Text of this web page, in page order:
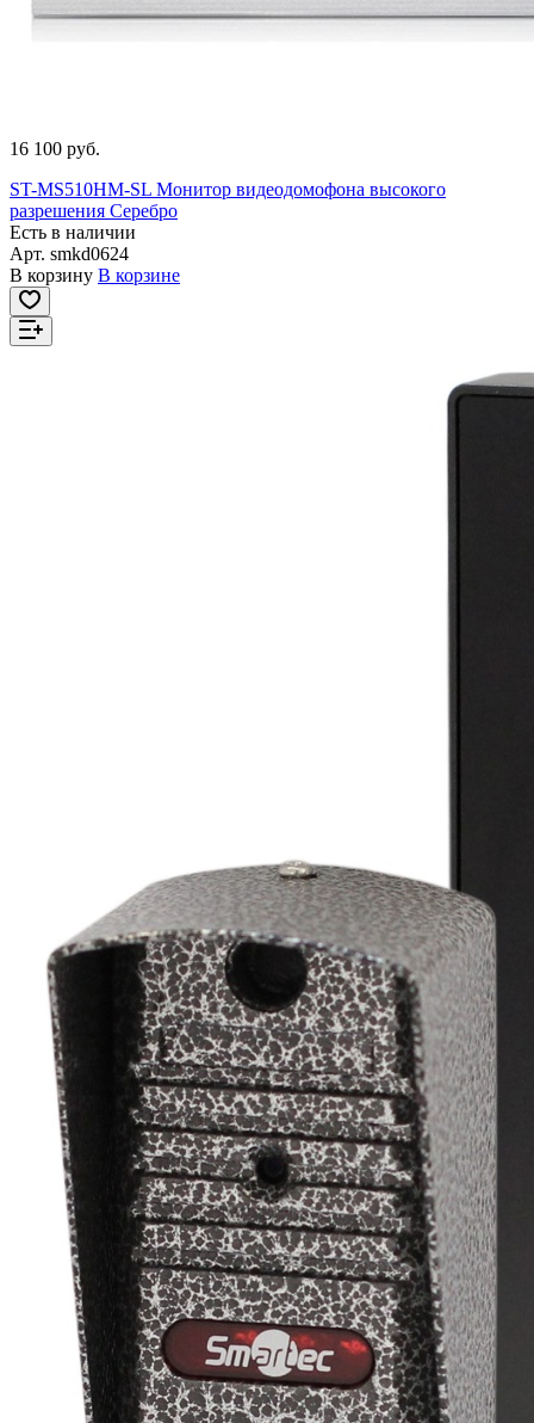
16 100 руб.
ST-MS510HM-SL Монитор видеодомофона высокого
разрешения Серебро
Есть в наличии
Арт. smkd0624
В корзину В корзине